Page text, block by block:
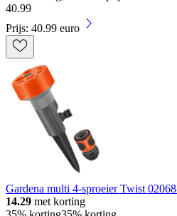
40.99
Prijs: 40.99 euro
Gardena multi 4-sproeier Twist
14.29 met korting